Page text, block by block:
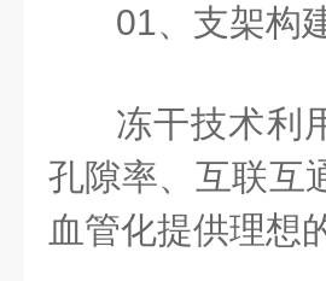
01、支架构
冻干技术利
孔隙率、互联互
血管化提供理想